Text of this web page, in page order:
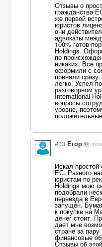
Отзывы о
гражданства
же первой
юристов
они
адвокаты
100% готов
Holdings.
по
никаких. Все
оформили с
приняли
легко. Успел
разговорном
International
вопросы
уровне,
#33 Егор 2020
Искал простой
ЕС. Разного
юристам по
Holdings мою
подобрали
переезда в
запущен.
к покупке на
денег стоит.
дает мне
стране за
финансовые
Отзывы об